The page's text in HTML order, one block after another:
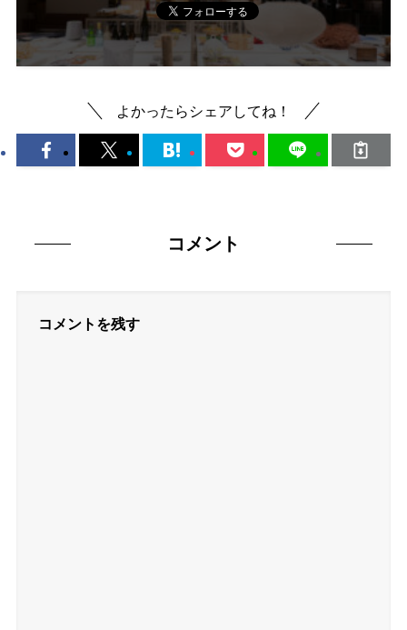
よかったらシェアしてね！
コメント
コメントを残す